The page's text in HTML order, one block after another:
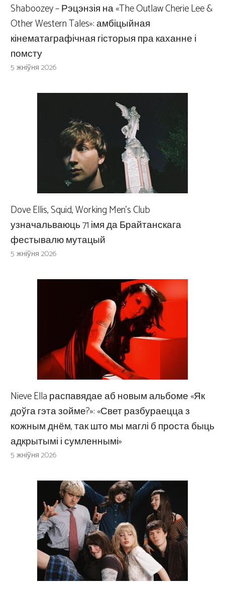
Shaboozey – Рэцэнзія на «The Outlaw Cherie Lee &
Other Western Tales»: амбіцыйная
кінематаграфічная гісторыя пра каханне і
помсту
5 жніўня 2026
Dove Ellis, Squid, Working Men’s Club
узначальваюць 71 імя да Брайтанскага
фестывалю мутацый
5 жніўня 2026
Nieve Ella распавядае аб новым альбоме «Як
доўга гэта зойме?»: «Свет разбураецца з
кожным днём, так што мы маглі б проста быць
адкрытымі і сумленнымі»
5 жніўня 2026